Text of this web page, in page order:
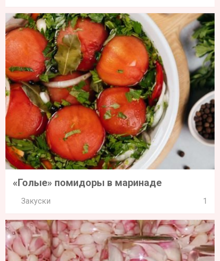
«Голые» помидоры в маринаде
Закуски 1